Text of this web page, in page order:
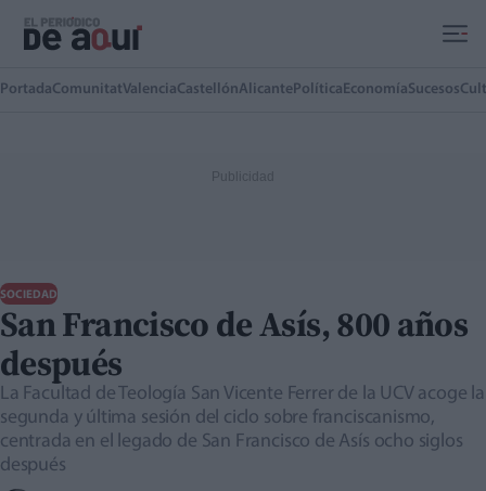
PortadaComunitatValenciaCastellónAlicante Política EconomíaSucesos
SOCIEDAD
San Francisco de Asís, 800 años
después
La Facultad de Teología San Vicente Ferrer de la UCV acoge la
segunda y última sesión del ciclo sobre franciscanismo,
centrada en el legado de San Francisco de Asís ocho siglos
después